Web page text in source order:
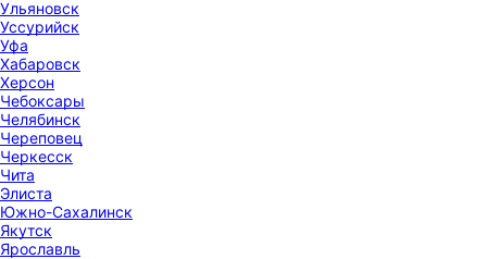
Ульяновск
Уссурийск
Уфа
Хабаровск
Херсон
Чебоксары
Челябинск
Череповец
Черкесск
Чита
Элиста
Южно-Сахалинск
Якутск
Ярославль